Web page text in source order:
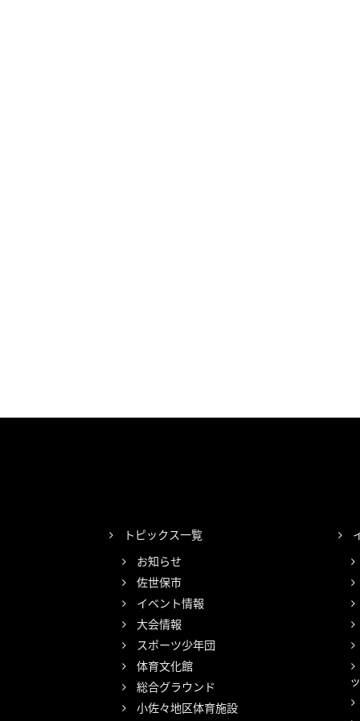
トピックス一覧
お知らせ
佐世保市
イベント情報
大会情報
スポーツ少年団
体育文化館
総合グラウンド
小佐々地区体育施設